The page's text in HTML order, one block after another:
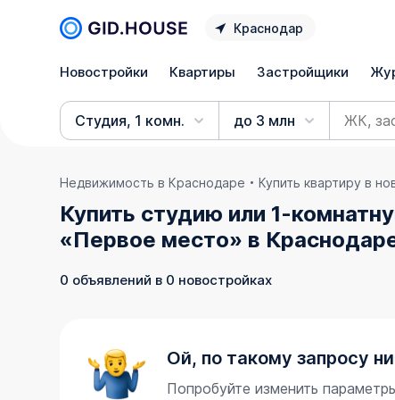
Краснодар
Новостройки Квартиры Застройщики
Студия, 1 комн. до 3 млн
Недвижимость в Краснодаре Купить квартиру в
Купить студию или 1-
«Первое место» в
0 объявлений в 0 новостройках
Ой, по такому запросу
Попробуйте изменить